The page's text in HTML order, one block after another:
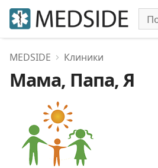
MEDSIDE Клиники
Мама, Папа, Я